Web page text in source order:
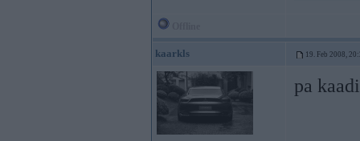
kaarkls 19. Feb 2008,
pa